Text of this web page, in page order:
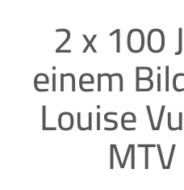
2 x 100
einem
Louise